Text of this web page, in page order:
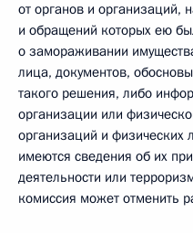
от органов и организаций,
и обращений которых ею
о замораживании
лица, документов,
такого решения, либо
организации или
организаций и физических
имеются сведения об их
деятельности или
комиссия может отменить